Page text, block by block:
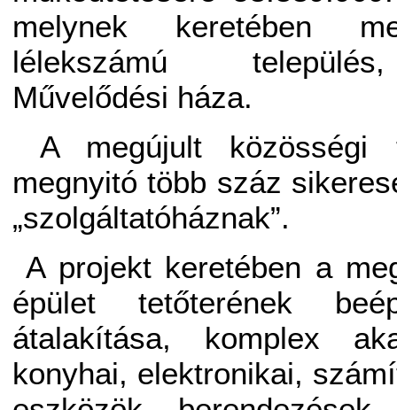
melynek keretében
lélekszámú
Művelődési háza.
A megújult
megnyitó több száz
„szolgáltatóháznak”.
A projekt keretében a
épület tetőterének
átalakítása, komplex
konyhai, elektronikai,